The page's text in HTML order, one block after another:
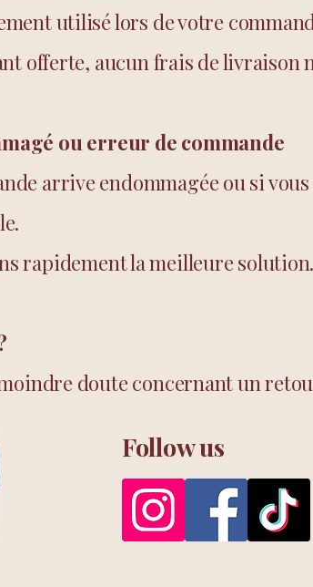
utilisé lors de votre
offerte, aucun frais de livraison
ou erreur de commande
arrive endommagée ou si
rapidement la meilleure solution.
doute concernant un
Follow us